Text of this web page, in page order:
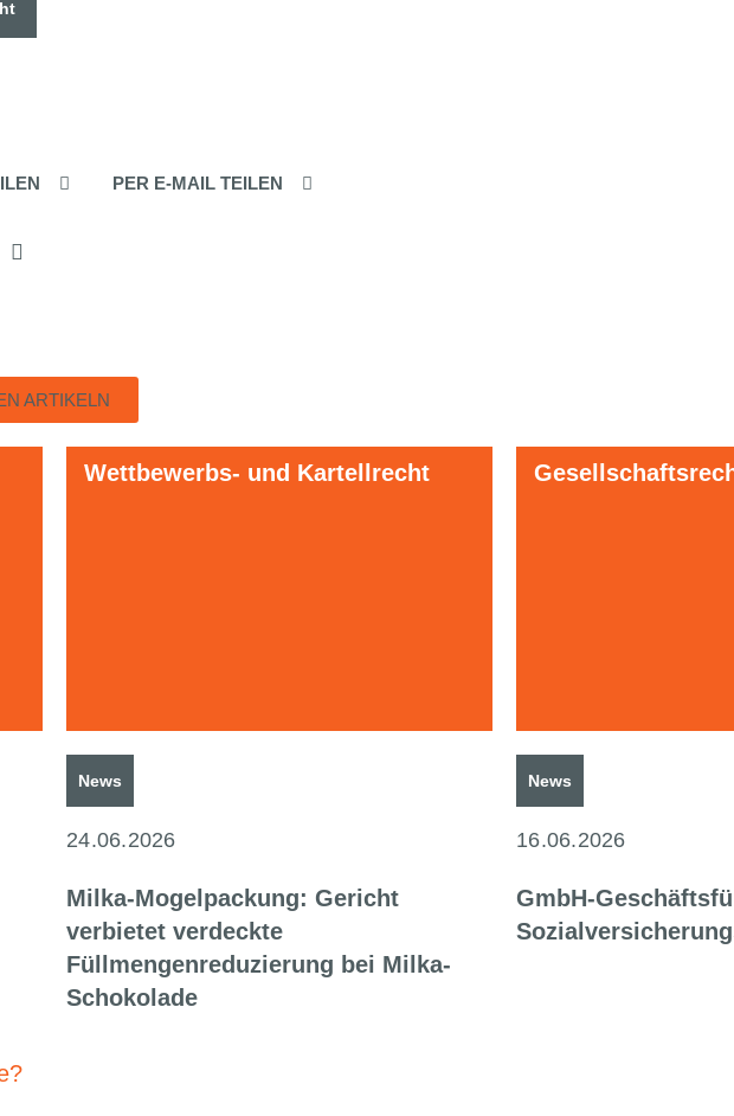
PER E-MAIL TEILEN
ARTIKELN
Wettbewerbs- und Kartellrecht
News
24.06.2026
Milka-Mogelpackung: Gericht
verbietet verdeckte
Füllmengenreduzierung bei Milka-
Schokolade
News
16.06.2026
GmbH-